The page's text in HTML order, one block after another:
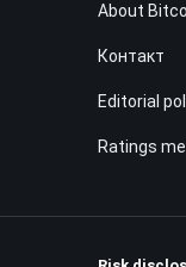
About
Контакт
Editorial
Ratings